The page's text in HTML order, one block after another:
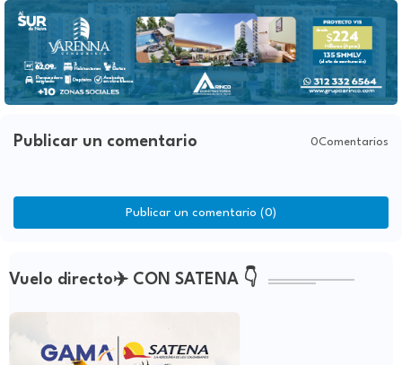
Publicar un comentario 0Comentarios
Publicar un comentario (0)
Vuelo directo✈️ CON SATENA 👇